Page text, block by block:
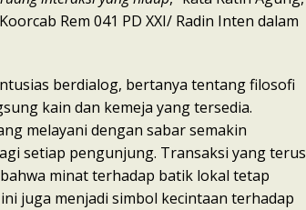
Rem 041 PD XXI/ Radin Inten dalam
berdialog, bertanya tentang filosofi
kain dan kemeja yang tersedia.
melayani dengan sabar semakin
setiap pengunjung. Transaksi yang terus
minat terhadap batik lokal tetap
juga menjadi simbol kecintaan terhadap